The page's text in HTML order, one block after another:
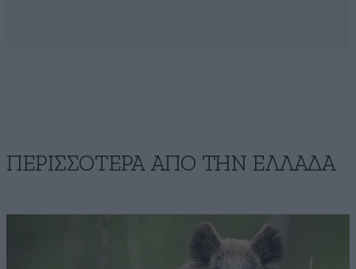
ΠΕΡΙΣΣΟΤΕΡΑ ΑΠΟ ΤΗΝ ΕΛΛΑΔΑ